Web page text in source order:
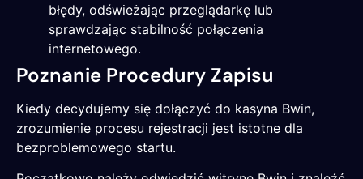
błędy, odświeżając przeglądarkę lub
sprawdzając stabilność połączenia
internetowego.
Poznanie Procedury Zapisu
Kiedy decydujemy się dołączyć do kasyna Bwin,
zrozumienie procesu rejestracji jest istotne dla
bezproblemowego startu.